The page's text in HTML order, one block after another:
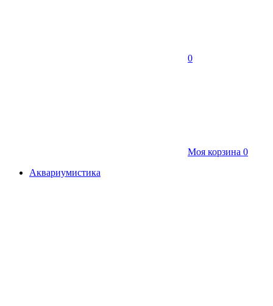
0
Моя корзина 0
Аквариумистика